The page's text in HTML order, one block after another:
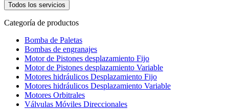
Todos los servicios
Categoría de productos
Bomba de Paletas
Bombas de engranajes
Motor de Pistones desplazamiento Fijo
Motor de Pistones desplazamiento Variable
Motores hidráulicos Desplazamiento Fijo
Motores hidráulicos Desplazamiento Variable
Motores Orbitrales
Válvulas Móviles Direccionales